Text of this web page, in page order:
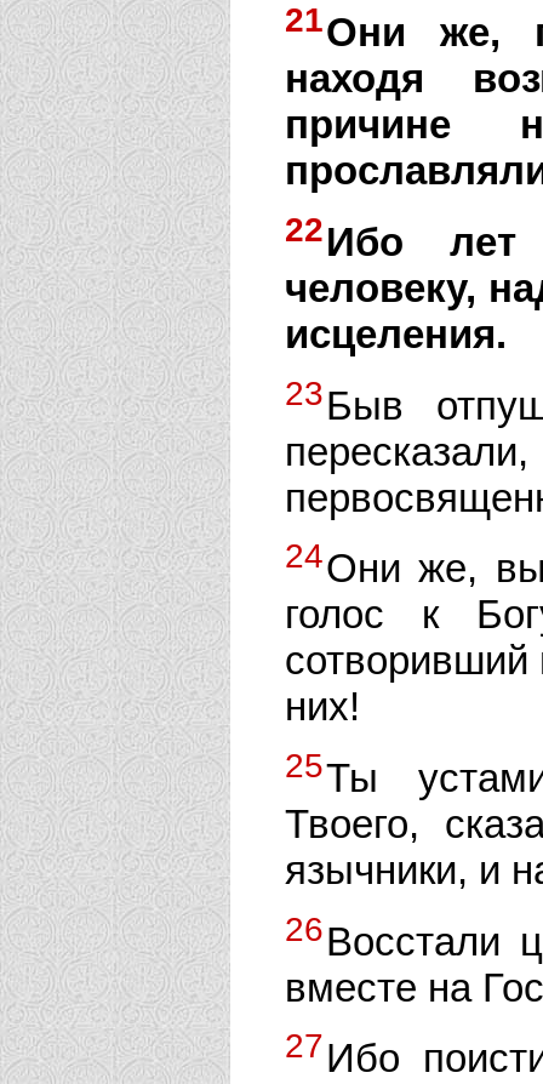
21Они же,
находя
причине
22Ибо лет
человеку,
исцеления.
23Быв
24Они же,
голос к
них!
25Ты
Твоего,
язычники, и
26Восстали
вместе на
27Ибо